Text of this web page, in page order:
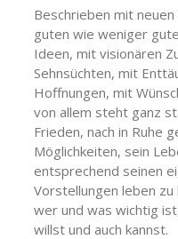
Beschrieben mit
guten wie weniger
Ideen, mit visionären
Sehnsüchten, mit
Hoffnungen, mit
von allem steht ganz
Frieden, nach in Ruhe
Möglichkeiten, sein
entsprechend seinen
Vorstellungen leben
wer und was wichtig
willst und auch kannst.